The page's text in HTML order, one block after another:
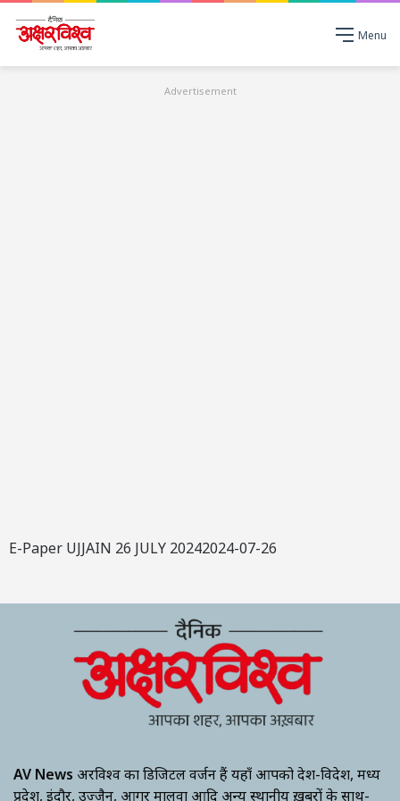
Menu
Advertisement
E-Paper UJJAIN 26 JULY 20242024-07-26
AV News अक्षरविश्व का डिजिटल वर्जन हैं यहाँ आपको देश-विदेश, मध्य
प्रदेश, इंदौर, उज्जैन, आगर मालवा आदि अन्य स्थानीय ख़बरों के साथ-